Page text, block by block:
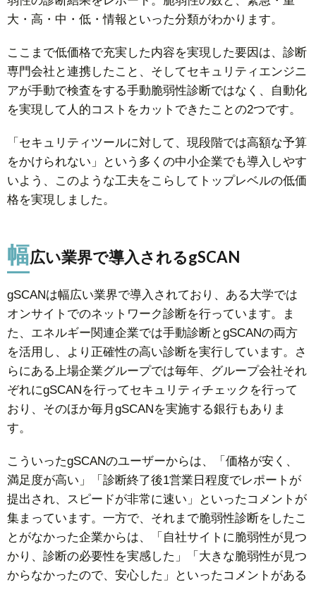
大・高・中・低・情報といった分類がわかります。
ここまで低価格で充実した内容を実現した要因は、診断
専門会社と連携したこと、そしてセキュリティエンジニ
アが手動で検査をする手動脆弱性診断ではなく、自動化
を実現して人的コストをカットできたことの2つです。
「セキュリティツールに対して、現段階では高額な予算
をかけられない」という多くの中小企業でも導入しやす
いよう、このような工夫をこらしてトップレベルの低価
格を実現しました。
幅広い業界で導入されるgSCAN
gSCANは幅広い業界で導入されており、ある大学では
オンサイトでのネットワーク診断を行っています。ま
た、エネルギー関連企業では手動診断とgSCANの両方
を活用し、より正確性の高い診断を実行しています。さ
らにある上場企業グループでは毎年、グループ会社それ
ぞれにgSCANを行ってセキュリティチェックを行って
おり、そのほか毎月gSCANを実施する銀行もありま
す。
こういったgSCANのユーザーからは、「価格が安く、
満足度が高い」「診断終了後1営業日程度でレポートが
提出され、スピードが非常に速い」といったコメントが
集まっています。一方で、それまで脆弱性診断をしたこ
とがなかった企業からは、「自社サイトに脆弱性が見つ
かり、診断の必要性を実感した」「大きな脆弱性が見つ
からなかったので、安心した」といったコメントがある